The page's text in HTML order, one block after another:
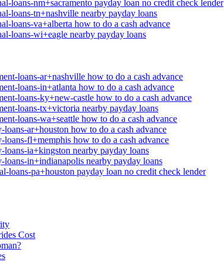
loans-nm+sacramento payday loan no credit check lender
loans-tn+nashville nearby payday loans
loans-va+alberta how to do a cash advance
loans-wi+eagle nearby payday loans
loans-ar+nashville how to do a cash advance
loans-in+atlanta how to do a cash advance
loans-ky+new-castle how to do a cash advance
loans-tx+victoria nearby payday loans
loans-wa+seattle how to do a cash advance
loans-ar+houston how to do a cash advance
loans-fl+memphis how to do a cash advance
loans-ia+kingston nearby payday loans
loans-in+indianapolis nearby payday loans
loans-pa+houston payday loan no credit check lender
Cost